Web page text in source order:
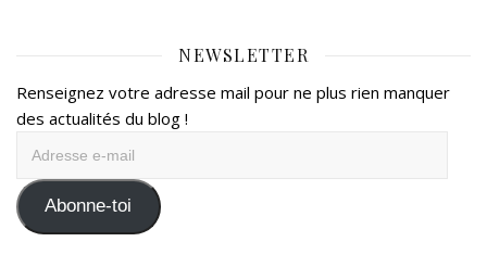
NEWSLETTER
Renseignez votre adresse mail pour ne plus rien manquer
des actualités du blog !
mail Abonne-toi